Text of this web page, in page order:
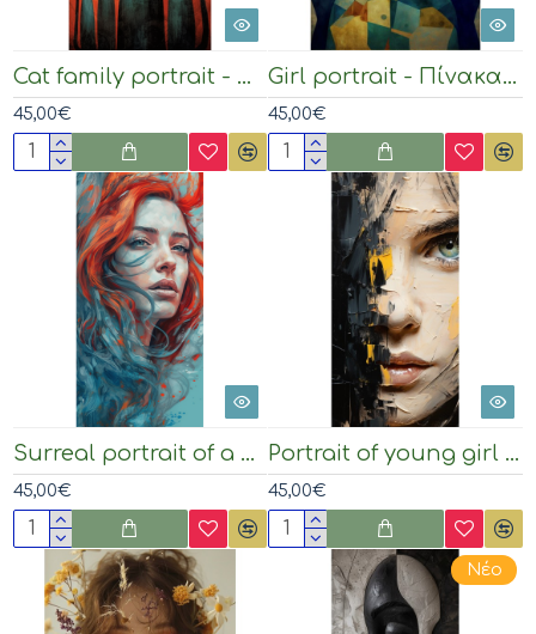
Cat family portrait - Πίνακας σε καμβά
45,00€
Girl portrait - Πίνακας σε καμβά
45,00€
Surreal portrait of a woman - Πίνακας σε καμβά
45,00€
Portrait of young girl - Πίνακας σε καμβά
45,00€
Νέο